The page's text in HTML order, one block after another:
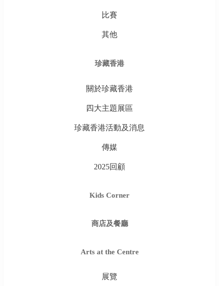
比賽
其他
珍藏香港
關於珍藏香港
四大主題展區
珍藏香港活動及消息
傳媒
2025回顧
Kids Corner
商店及餐廳
Arts at the Centre
展覽